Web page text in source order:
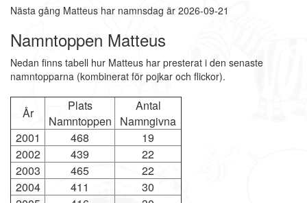
Nästa gång Matteus har namnsdag är 2026-09-21
Namntoppen Matteus
Nedan finns tabell hur Matteus har presterat i den senaste
namntopparna (kombinerat för pojkar och flickor).
År
Plats
Namntoppen
Antal
Namngivna
2001
468
19
2002
439
22
2003
465
22
2004
411
30